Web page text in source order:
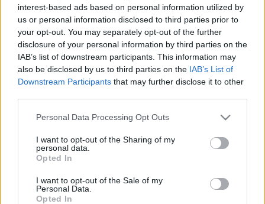
interest-based ads based on personal information utilized by
us or personal information disclosed to third parties prior to
your opt-out. You may separately opt-out of the further
disclosure of your personal information by third parties on the
IAB’s list of downstream participants. This information may
also be disclosed by us to third parties on the IAB’s List of
Downstream Participants that may further disclose it to other
Please note that this website/app uses one or more Google
not limited to your visit or usage behaviour. You may click to
grant or deny consent to Google and its third-party tags to
use your data for below specified purposes in below Google
consent section.
Personal Data Processing Opt Outs
I want to opt-out of the Sharing of my
personal data.
Opted In
I want to opt-out of the Sale of my
Personal Data.
Opted In
Országos hírek
Megérkezett az eső a Duna vízgyűjtőjére
Aktuális
Paks II.: Mit jelent az 5. blokk új
árnyékában?
másodfokúra csökken a riasztás